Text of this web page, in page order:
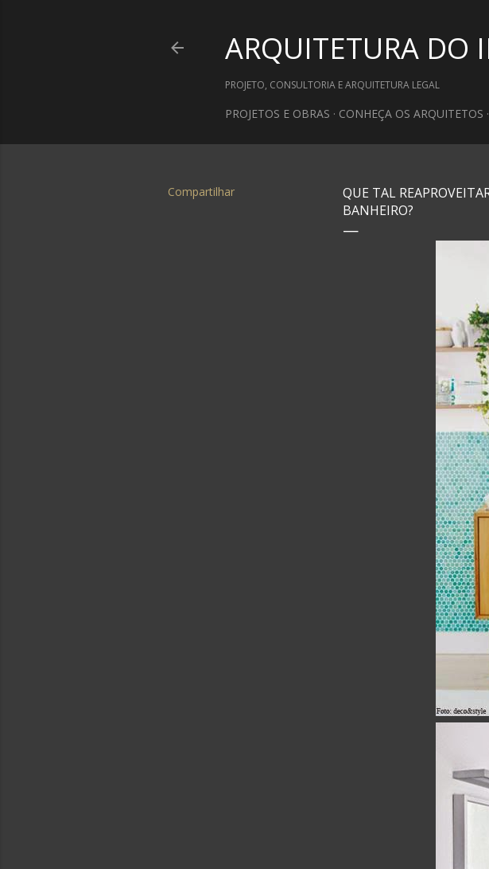
ARQUITETURA DO
PROJETO, CONSULTORIA E ARQUITETURA LEGAL
PROJETOS E OBRAS CONHEÇA OS ARQUITETOS
Compartilhar
QUE TAL
BANHEIRO?